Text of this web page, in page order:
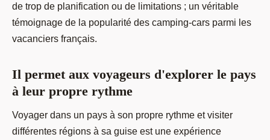
de trop de planification ou de limitations ; un véritable
témoignage de la popularité des camping-cars parmi les
vacanciers français.
Il permet aux voyageurs d'explorer le pays
à leur propre rythme
Voyager dans un pays à son propre rythme et visiter
différentes régions à sa guise est une expérience